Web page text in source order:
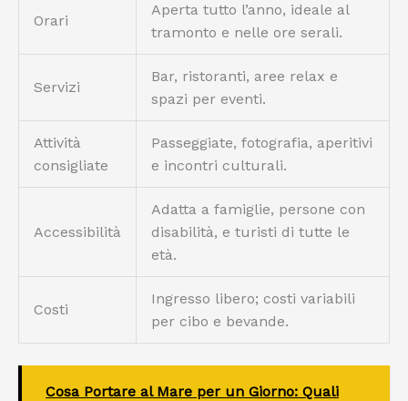
Orari
Aperta tutto l’anno, ideale al
tramonto e nelle ore serali.
Servizi
Bar, ristoranti, aree relax e
spazi per eventi.
Attività
consigliate
Passeggiate, fotografia, aperitivi
e incontri culturali.
Accessibilità
Adatta a famiglie, persone con
disabilità, e turisti di tutte le
età.
Costi
Ingresso libero; costi variabili
per cibo e bevande.
Cosa Portare al Mare per un Giorno: Quali